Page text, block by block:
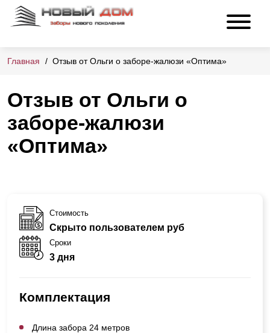
Главная Отзыв от Ольги о заборе-жалюзи «Оптима»
Отзыв от Ольги о
заборе-жалюзи
«Оптима»
Стоимость
Скрыто пользователем руб
Сроки
3 дня
Комплектация
Длина забора 24 метров